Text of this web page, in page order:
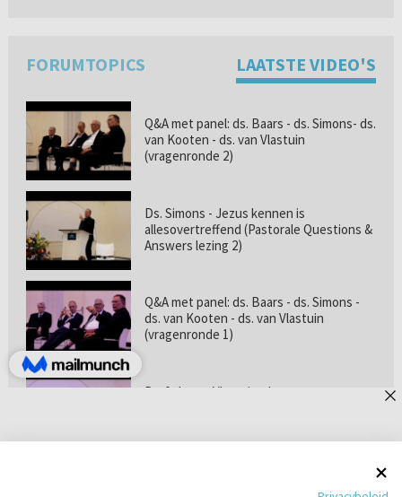
FORUMTOPICS LAATSTE VIDEO'S
Q&A met panel: ds. Baars - ds. Simons- ds.
van Kooten - ds. van Vlastuin
(vragenronde 2)
Ds. Simons - Jezus kennen is
allesovertreffend (Pastorale Questions &
Answers lezing 2)
Q&A met panel: ds. Baars - ds. Simons -
ds. van Kooten - ds. van Vlastuin
(vragenronde 1)
Prof. dr. van Vlastuin - Is